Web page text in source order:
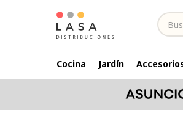
Cocina Jardín